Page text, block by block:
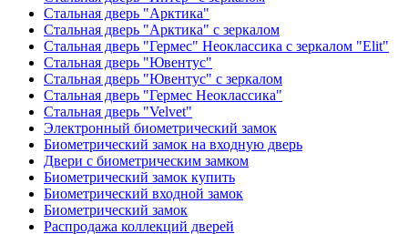
Стальная дверь "Арктика"
Стальная дверь "Арктика" с зеркалом
Стальная дверь "Гермес" Неоклассика с зеркалом "Elit"
Стальная дверь "Ювентус"
Стальная дверь "Ювентус" с зеркалом
Стальная дверь "Гермес Неоклассика"
Стальная дверь "Velvet"
Электронный биометрический замок
Биометрический замок на входную дверь
Двери с биометрическим замком
Биометрический замок купить
Биометрический входной замок
Биометрический замок
Распродажа коллекций дверей